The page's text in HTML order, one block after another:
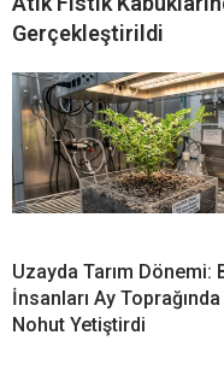
Gerçekleştirildi
Uzayda Tarım Dönemi:
İnsanları Ay Toprağında
Nohut Yetiştirdi